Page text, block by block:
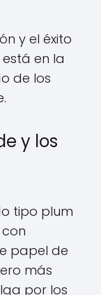
y el éxito
en la
de los
y los
tipo plum
papel de
más
por los